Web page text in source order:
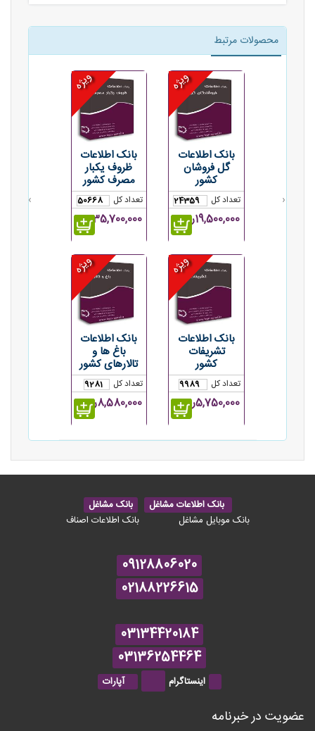
محصولات مرتبط
ویژه
بانک اطلاعات
گل فروشان
کشور
تعداد کل 24359
19,500,000ریال
ویژه
بانک اطلاعات
ظروف یکبار
مصرف کشور
تعداد کل 50668
35,700,000ریال
ویژه
بانک اطلاعات
تشریفات
کشور
تعداد کل 9989
5,750,000ریال
ویژه
بانک اطلاعات
باغ ها و
تالارهای کشور
تعداد کل 9281
8,580,000ریال
‹
›
بانک اطلاعات مشاغل
بانک مشاغل
بانک موبایل مشاغل
بانک اطلاعات اصناف
09128806020
02188226615
03134420184
03136254464
اینستاگرام آپارات
عضویت در خبرنامه